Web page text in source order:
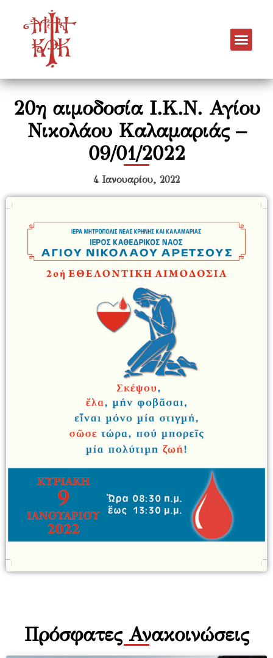
20η αιμοδοσία Ι.Κ.Ν. Αγίου
Νικολάου Καλαμαριάς –
09/01/2022
4 Ιανουαρίου, 2022
Πρόσφατες Ανακοινώσεις